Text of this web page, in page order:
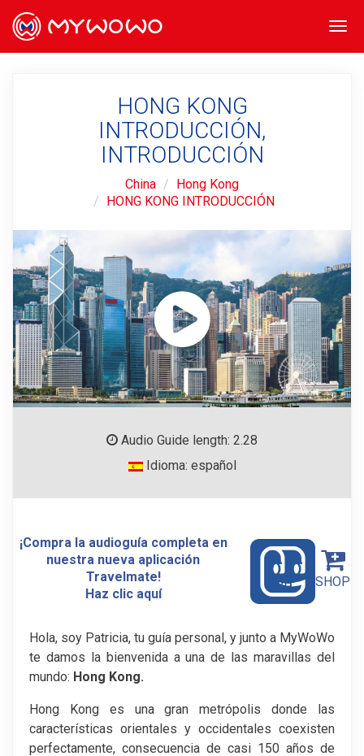
HONG KONG
INTRODUCCIÓN,
INTRODUCCIÓN
China
Hong Kong
HONG KONG INTRODUCCIÓN
Audio Guide length: 2.28
Idioma: español
¡Compra la audioguía completa en
nuestra nueva aplicación
Travelmate!
Haz clic aquí
SHOP
Hola, soy Patricia, tu guía personal, y junto a MyWoWo
te damos la bienvenida a una de las maravillas del
mundo: Hong Kong.
Hong Kong es una gran metrópolis donde las
características orientales y occidentales coexisten
perfectamente, consecuencia de casi 150 años de